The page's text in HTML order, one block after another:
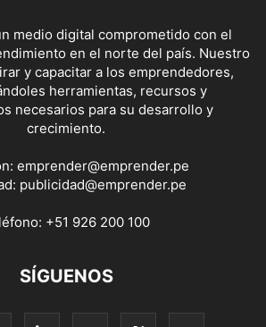
medio digital comprometido con el
en el norte del país. Nuestro
y capacitar a los emprendedores,
herramientas, recursos y
necesarios para su desarrollo y
crecimiento.
emprender@emprender.pe
publicidad@emprender.pe
+51 926 200 100
SÍGUENOS